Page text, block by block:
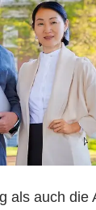
als auch die